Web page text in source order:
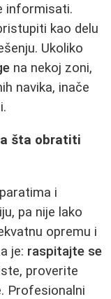
informisati.
kao delu
Ukoliko
na nekoj zoni,
navika, inače
šta obratiti
i
pa nije lako
opremu i
je: raspitajte se
proverite
Profesionalni